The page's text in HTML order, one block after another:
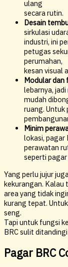
ulang
secara rutin.
Desain
sirkulasi
industri, ini
petugas
perumahan,
kesan visual
Modular dan
lebarnya,
mudah
ruang.
Minim
lokasi, pagar
perawatan
seperti pagar
Yang perlu jujur
kekurangan.
area yang tidak
kurang tepat.
seng.
Tapi untuk fungsi
BRC sulit
Pagar BRC